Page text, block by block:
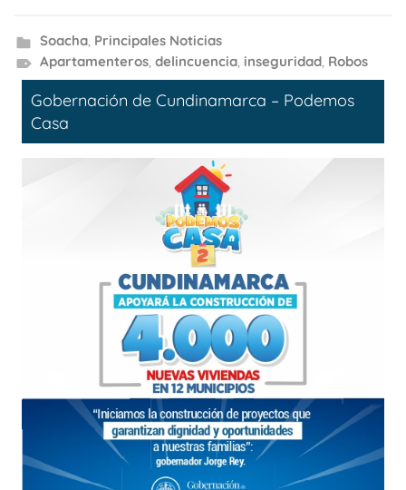
Soacha, Principales Noticias
Apartamenteros, delincuencia, inseguridad, Robos
Gobernación de Cundinamarca – Podemos
Casa